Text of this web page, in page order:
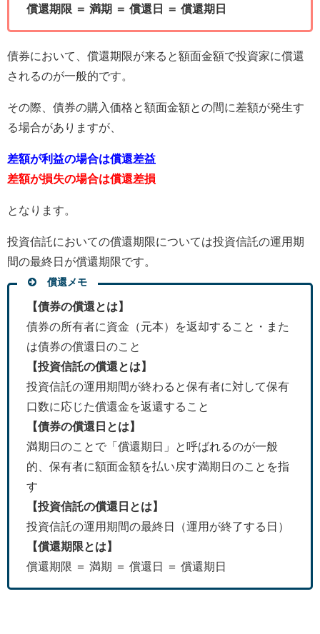
償還期限 ＝ 満期 ＝ 償還日 ＝ 償還期日
債券において、償還期限が来ると額面金額で投資家に償還
されるのが一般的です。
その際、債券の購入価格と額面金額との間に差額が発生す
る場合がありますが、
差額が利益の場合は償還差益
差額が損失の場合は償還差損
となります。
投資信託においての償還期限については投資信託の運用期
間の最終日が償還期限です。
償還メモ
【債券の償還とは】
債券の所有者に資金（元本）を返却すること・また
は債券の償還日のこと
【投資信託の償還とは】
投資信託の運用期間が終わると保有者に対して保有
口数に応じた償還金を返還すること
【債券の償還日とは】
満期日のことで「償還期日」と呼ばれるのが一般
的、保有者に額面金額を払い戻す満期日のことを指
す
【投資信託の償還日とは】
投資信託の運用期間の最終日（運用が終了する日）
【償還期限とは】
償還期限 ＝ 満期 ＝ 償還日 ＝ 償還期日